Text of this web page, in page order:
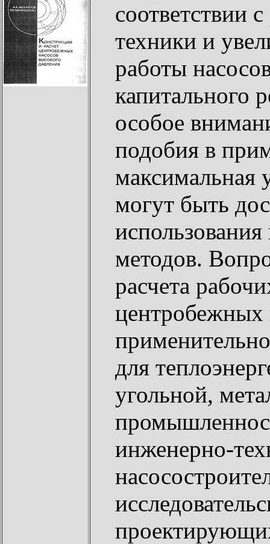
соответствии
техники и
работы
капитального
особое
подобия в
максимальная
могут быть
методов.
расчета
центробежных
для
угольной,
инженерно-